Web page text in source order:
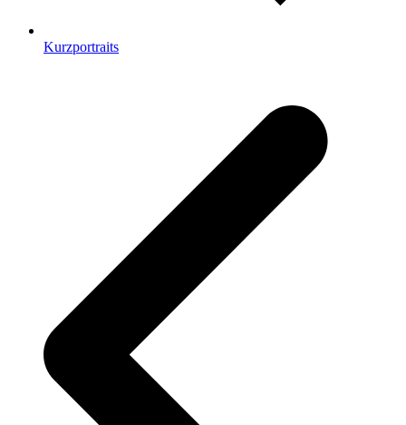
Kurzportraits